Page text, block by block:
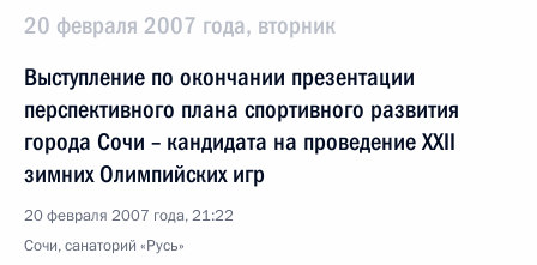
20 февраля 2007 года, вторник
Выступление по окончании презентации
перспективного плана спортивного развития
города Сочи – кандидата на проведение XXII
зимних Олимпийских игр
20 февраля 2007 года, 21:22
Сочи, санаторий «Русь»